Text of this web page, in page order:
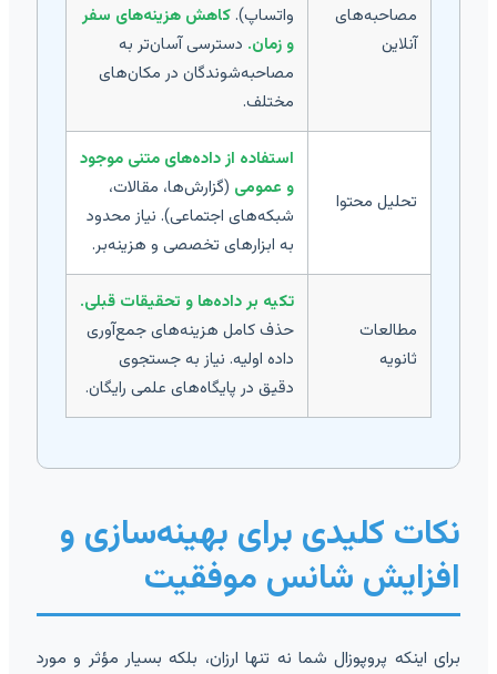
مصاحبه‌های
آنلاین
واتساپ).کاهش هزینه‌های سفر
و زمان. دسترسی آسان‌تر به
مصاحبه‌شوندگان در مکان‌های
مختلف.
تحلیل محتوا
استفاده از داده‌های متنی موجود
و عمومی(گزارش‌ها، مقالات،
شبکه‌های اجتماعی). نیاز محدود
به ابزارهای تخصصی و هزینه‌بر.
مطالعات
ثانویه
تکیه بر داده‌ها و تحقیقات قبلی.
حذف کامل هزینه‌های جمع‌آوری
داده اولیه. نیاز به جستجوی
دقیق در پایگاه‌های علمی رایگان.
نکات کلیدی برای بهینه‌سازی و
افزایش شانس موفقیت
برای اینکه پروپوزال شما نه تنها ارزان، بلکه بسیار مؤثر و مورد